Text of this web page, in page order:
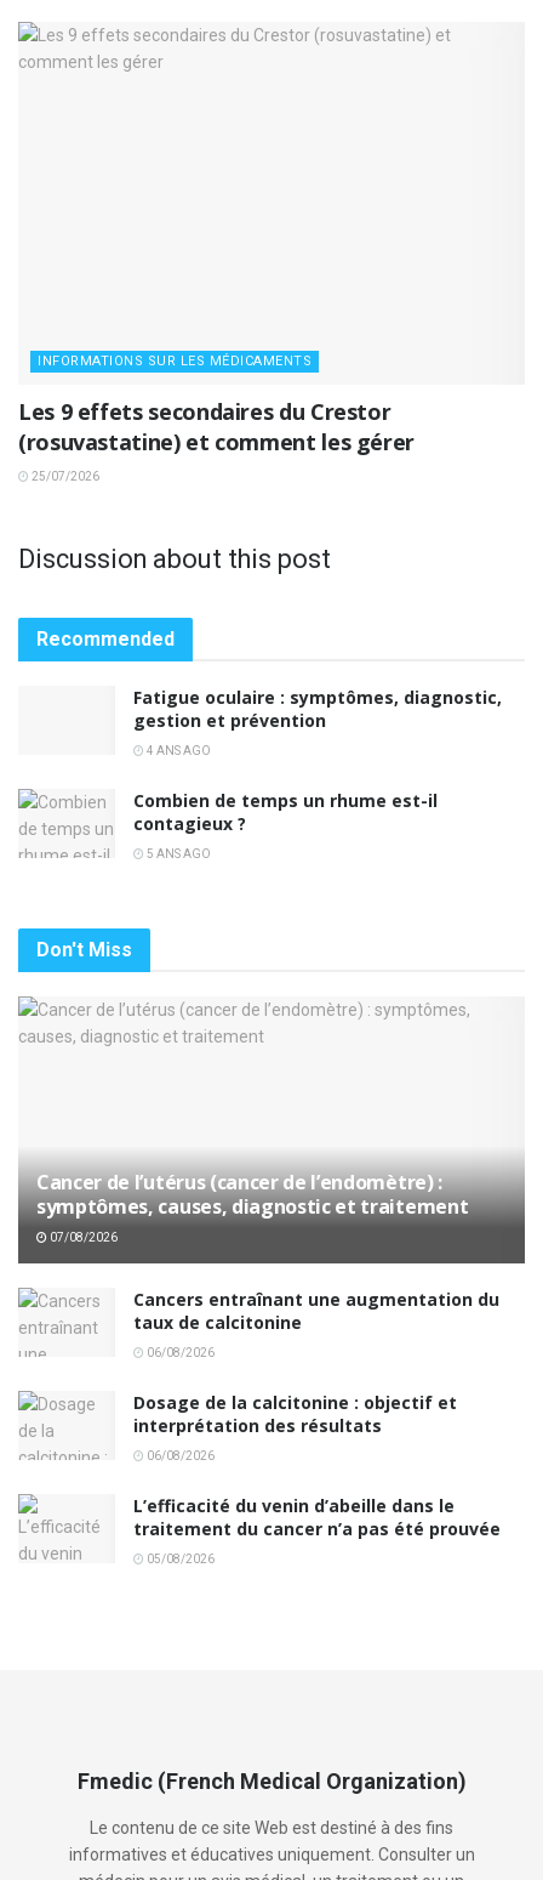
INFORMATIONS SUR LES MÉDICAMENTS
Les 9 effets secondaires du Crestor
(rosuvastatine) et comment les gérer
25/07/2026
Discussion about this post
Recommended
Fatigue oculaire : symptômes, diagnostic,
gestion et prévention
4 ANS AGO
Combien de temps un rhume est-il
contagieux ?
5 ANS AGO
Don't Miss
Cancer de l’utérus (cancer de l’endomètre) :
symptômes, causes, diagnostic et traitement
07/08/2026
Cancers entraînant une augmentation du
taux de calcitonine
06/08/2026
Dosage de la calcitonine : objectif et
interprétation des résultats
06/08/2026
L’efficacité du venin d’abeille dans le
traitement du cancer n’a pas été prouvée
05/08/2026
Fmedic (French Medical Organization)
Le contenu de ce site Web est destiné à des fins
informatives et éducatives uniquement. Consulter un